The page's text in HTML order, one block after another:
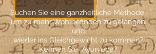
Suchen Sie eine ganzheitliche Methode,
um zu mehr Wohlbefinden zu gelangen
und
wieder ins Gleichgewicht zu kommen?
Kennen Sie Ayurveda?